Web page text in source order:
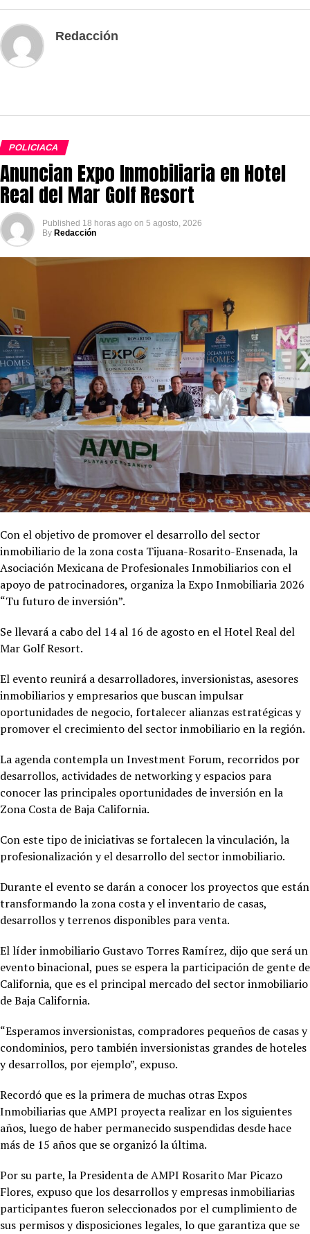
Redacción
POLICIACA
Anuncian Expo Inmobiliaria en Hotel
Real del Mar Golf Resort
Published 18 horas ago on 5 agosto, 2026
By Redacción
Con el objetivo de promover el desarrollo del sector
inmobiliario de la zona costa Tijuana-Rosarito-Ensenada, la
Asociación Mexicana de Profesionales Inmobiliarios con el
apoyo de patrocinadores, organiza la Expo Inmobiliaria 2026
“Tu futuro de inversión”.
Se llevará a cabo del 14 al 16 de agosto en el HotelReal del
Mar Golf Resort.
El evento reunirá a desarrolladores, inversionistas, asesores
inmobiliarios y empresarios que buscan impulsar
oportunidades de negocio, fortalecer alianzas estratégicas y
promover el crecimiento del sector inmobiliario en la región.
La agenda contempla un Investment Forum, recorridos por
desarrollos, actividades de networking y espacios para
conocer las principales oportunidades de inversión en la
Zona Costa de Baja California.
Con este tipo de iniciativas se fortalecen la vinculación, la
profesionalización y el desarrollo del sector inmobiliario.
Durante el evento se darán a conocer los proyectos que están
transformando la zona costa y el inventario de casas,
desarrollos y terrenos disponibles para venta.
El líder inmobiliario Gustavo Torres Ramírez, dijo que será un
evento binacional, pues se espera la participación de gente de
California, que es el principal mercado del sector inmobiliario
de Baja California.
“Esperamos inversionistas, compradores pequeños de casas y
condominios, pero también inversionistas grandes de hoteles
y desarrollos, por ejemplo”, expuso.
Recordó que es la primera de muchas otras Expos
Inmobiliarias que AMPI proyecta realizar en los siguientes
años, luego de haber permanecido suspendidas desde hace
más de 15 años que se organizó la última.
Por su parte, la Presidenta de AMPI Rosarito Mar Picazo
Flores, expuso que los desarrollos y empresas inmobiliarias
participantes fueron seleccionados por el cumplimiento de
sus permisos y disposiciones legales, lo que garantiza que se